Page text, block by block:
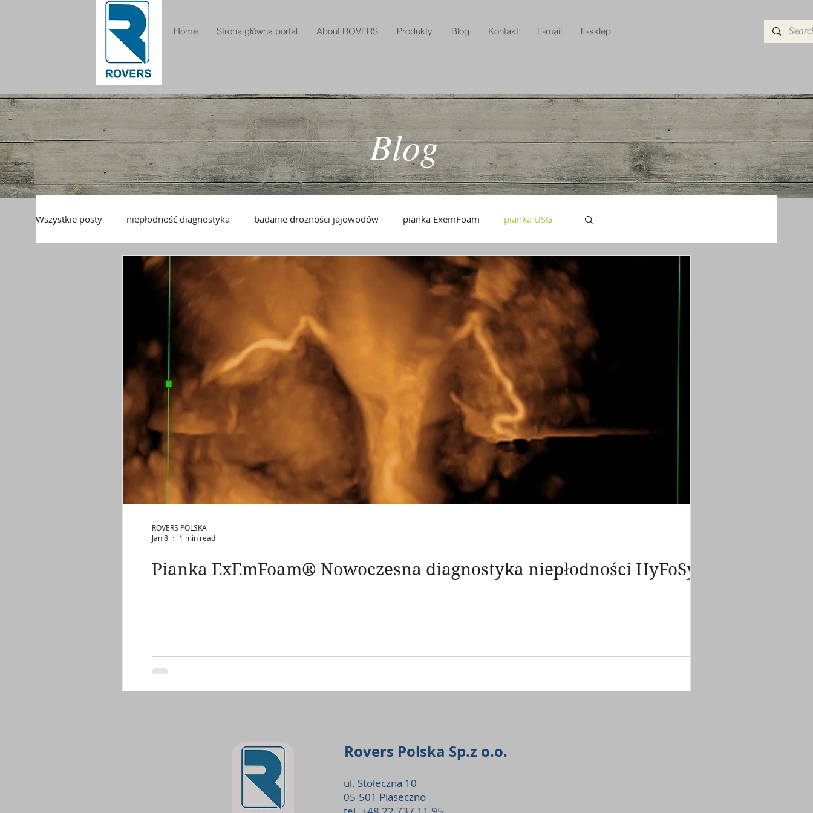
Home Strona główna portal About ROVERS Produkty Blog Kontakt E-mail E-sklep
Blog
Wszystkie posty niepłodność diagnostyka badanie drożności jajowodów pianka ExemFoam pianka USG
pianka drożność jajowodów pianka drożność jajowodów dystrybut ExemFoam dystrybutor
stapler wchłanialne zszywki stapler wchłanialne zszywki
rana pooperacyjna stapler chirurgia szycie ran podskórne szycie ran
blizna pooperacyjna zapobieganie stapler jednorazowego użytku profilaktyka raka szyjki macicy
szczoteczki cytologiczne cytologia rekomendacje wirus hpv leczenie wirus hpv preparat
Pianka ExEmFoam® Nowoczesna diagnostyka niepłodności HyFoSy
ROVERS POLSKA
Jan 8
1 min read
Rovers Polska Sp.z o.o.
ul. Stołeczna 10
05-501 Piaseczno